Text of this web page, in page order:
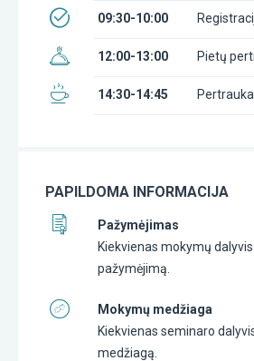
09:30-10:00
12:00-13:00 Pietų
14:30-14:45 Pertrauka
PAPILDOMA INFORMACIJA
Pažymėjimas
Kiekvienas mokymų
pažymėjimą.
Mokymų medžiaga
Kiekvienas seminaro
medžiagą.